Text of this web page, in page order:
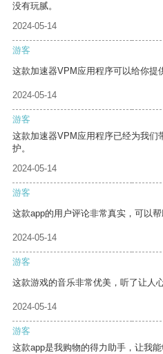
没有玩腻。
2024-05-14
游客
这款加速器VPM应用程序可以给你提
2024-05-14
游客
这款加速器VPM应用程序已经为我们
护。
2024-05-14
游客
这款app的用户评论非常真实，可以帮
2024-05-14
游客
这款游戏的音乐非常优美，听了让人
2024-05-14
游客
这款app是我购物的得力助手，让我